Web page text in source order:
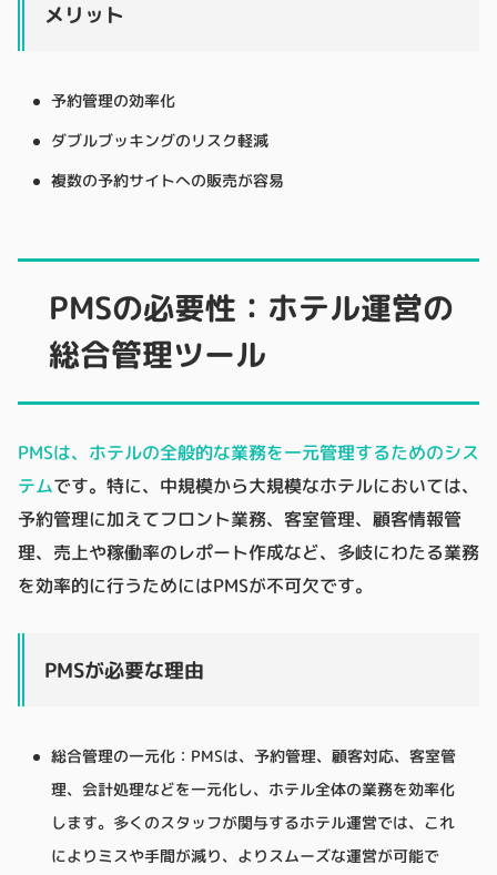
メリット
予約管理の効率化
ダブルブッキングのリスク軽減
複数の予約サイトへの販売が容易
PMSの必要性：ホテル運営の
総合管理ツール
PMSは、ホテルの全般的な業務を一元管理するためのシス
テムです。特に、中規模から大規模なホテルにおいては、
予約管理に加えてフロント業務、客室管理、顧客情報管
理、売上や稼働率のレポート作成など、多岐にわたる業務
を効率的に行うためにはPMSが不可欠です。
PMSが必要な理由
総合管理の一元化：PMSは、予約管理、顧客対応、客室管
理、会計処理などを一元化し、ホテル全体の業務を効率化
します。多くのスタッフが関与するホテル運営では、これ
によりミスや手間が減り、よりスムーズな運営が可能で